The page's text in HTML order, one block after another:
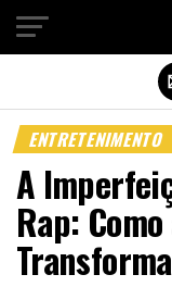
ENTRETENIMENTO
A
Rap: